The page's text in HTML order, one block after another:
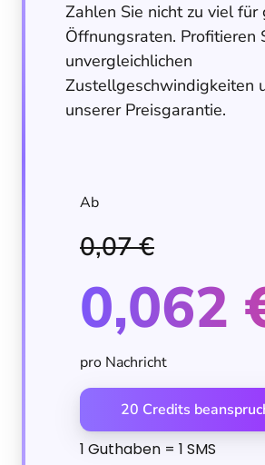
Zahlen Sie nicht zu viel für
Öffnungsraten. Profitieren
unvergleichlichen
Zustellgeschwindigkeiten
unserer Preisgarantie.
Ab
0,07 €
0,062
pro Nachricht
20 Credits
1 Guthaben = 1 SMS